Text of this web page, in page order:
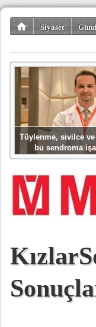
Siyaset
Tüylenme, sivilce
bu sendroma